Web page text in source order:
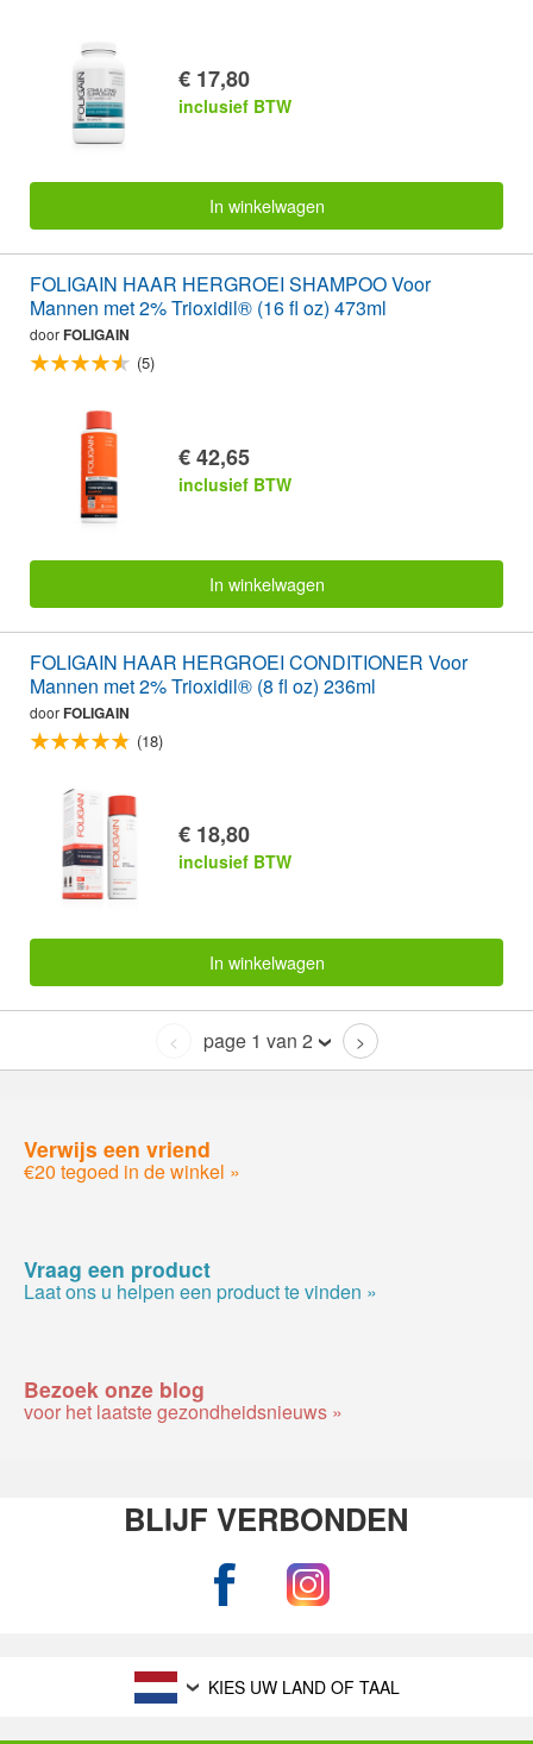
€ 17,80
inclusief BTW
In winkelwagen
FOLIGAIN HAAR HERGROEI SHAMPOO Voor
Mannen met 2% Trioxidil® (16 fl oz) 473ml
doorFOLIGAIN
(5)
€ 42,65
inclusief BTW
In winkelwagen
FOLIGAIN HAAR HERGROEI CONDITIONER Voor
Mannen met 2% Trioxidil® (8 fl oz) 236ml
doorFOLIGAIN
(18)
€ 18,80
inclusief BTW
In winkelwagen
< page 1 van 2 >
Verwijs een vriend
€20 tegoed in de winkel »
Vraag een product
Laat ons u helpen een product te vinden »
Bezoek onze blog
voor het laatste gezondheidsnieuws »
BLIJF VERBONDEN
KIES UW LAND OF TAAL